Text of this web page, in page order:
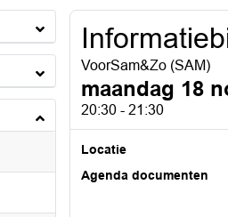
VoorSam&Zo (SAM)
maandag 18
20:30 - 21:30
Locatie
Agenda documenten